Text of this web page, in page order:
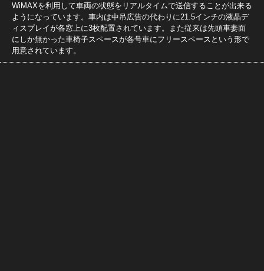
WiMAXを利用して車両の状態をリアルタイムで送信することが出来る
ようになっています。車内は中吊広告の代わりに21.5インチの液晶デ
ィスプレイが各窓上に3枚配置されています。また従来は先頭車妻面
にしか無かった車椅子スペースが各号車にフリースペースという形で
用意されています。